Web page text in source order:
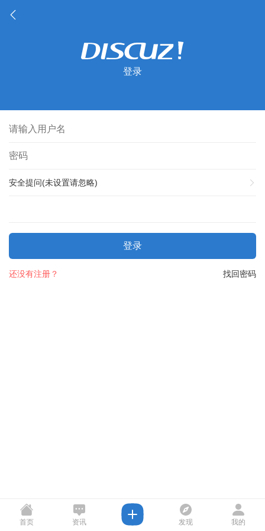
登录
安全提问(未设置请忽略)
登录
找回密码
还没有注册？
首页 资讯 发现 我的